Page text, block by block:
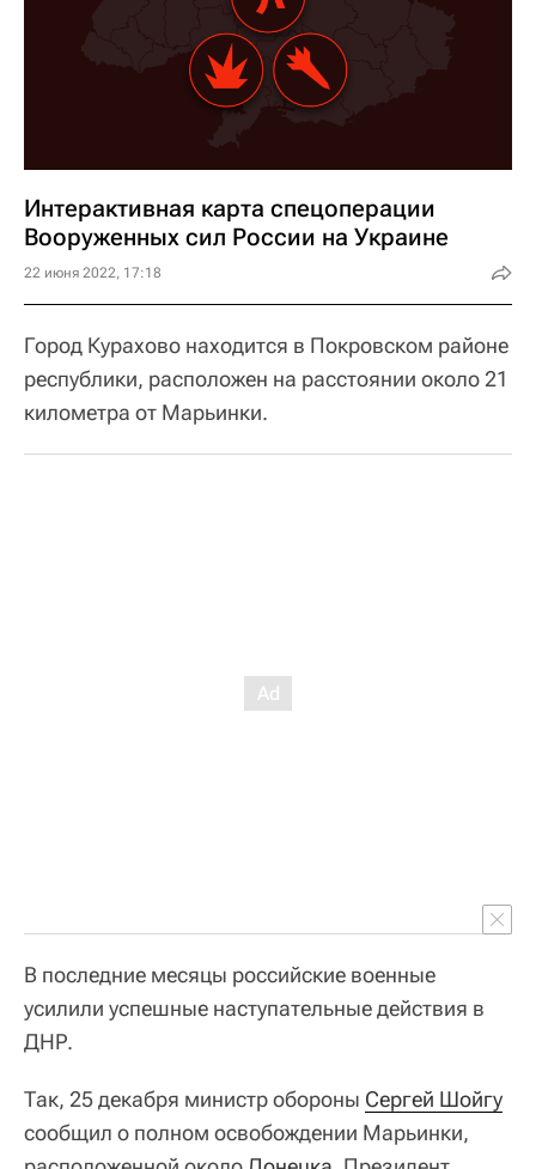
Интерактивная карта спецоперации
Вооруженных сил России на Украине
22 июня 2022, 17:18
Город Курахово находится в Покровском районе
республики, расположен на расстоянии около 21
километра от Марьинки.
В последние месяцы российские военные
усилили успешные наступательные действия в
ДНР.
Так, 25 декабря министр обороны Сергей Шойгу
сообщил о полном освобождении Марьинки,